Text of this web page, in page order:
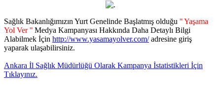
Sağlık Bakanlığımızın Yurt Genelinde Başlatmış olduğu '' Yaşama
Yol Ver '' Medya Kampanyası Hakkında Daha Detaylı Bilgi
Alabilmek İçin http://www.yasamayolver.com/adresine giriş
yaparak ulaşabilirsiniz.
Ankara İl Sağlık Müdürlüğü Olarak Kampanya İstatistikleri İçin
Tıklayınız.